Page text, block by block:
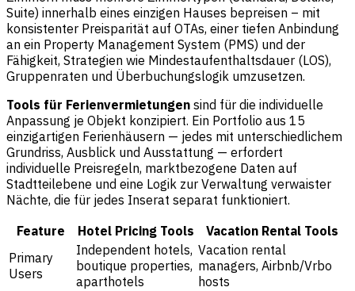
Suite) innerhalb eines einzigen Hauses bepreisen – mit
konsistenter Preisparität auf OTAs, einer tiefen Anbindung
an ein Property Management System (PMS) und der
Fähigkeit, Strategien wie Mindestaufenthaltsdauer (LOS),
Gruppenraten und Überbuchungslogik umzusetzen.
Tools für Ferienvermietungen sind für die individuelle
Anpassung je Objekt konzipiert. Ein Portfolio aus 15
einzigartigen Ferienhäusern — jedes mit unterschiedlichem
Grundriss, Ausblick und Ausstattung — erfordert
individuelle Preisregeln, marktbezogene Daten auf
Stadtteilebene und eine Logik zur Verwaltung verwaister
Nächte, die für jedes Inserat separat funktioniert.
Feature
Hotel Pricing Tools
Vacation Rental Tools
Primary
Users
Independent hotels,
boutique properties,
aparthotels
Vacation rental
managers, Airbnb/Vrbo
hosts